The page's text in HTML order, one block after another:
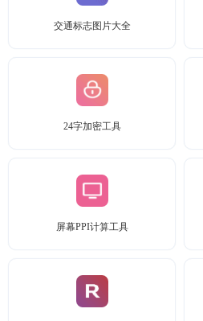
交通标志图片大全
24字加密工具
屏幕PPI计算工具